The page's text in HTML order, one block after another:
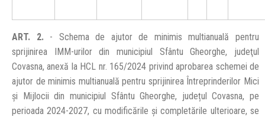
ART. 2. - Schema de ajutor de minimis multianuală pentru
sprijinirea IMM-urilor din municipiul Sfântu Gheorghe, judeţul
Covasna, anexă la HCL nr. 165/2024 privind aprobarea schemei de
ajutor de minimis multianuală pentru sprijinirea Întreprinderilor Mici
și Mijlocii din municipiul Sfântu Gheorghe, județul Covasna, pe
perioada 2024-2027, cu modificările și completările ulterioare, se